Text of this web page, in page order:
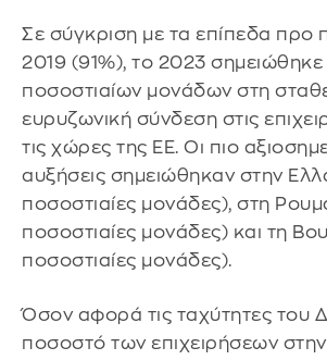
Σε σύγκριση με τα επίπεδα προ
2019 (91%), το 2023
ποσοστιαίων μονάδων στη
ευρυζωνική σύνδεση στις
τις χώρες της ΕΕ. Οι πιο
αυξήσεις σημειώθηκαν στην
ποσοστιαίες μονάδες), στη
ποσοστιαίες μονάδες) και τη
ποσοστιαίες μονάδες).
Όσον αφορά τις ταχύτητες του
ποσοστό των επιχειρήσεων